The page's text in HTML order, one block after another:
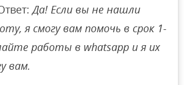
Да! Если вы не нашли
я смогу вам помочь в срок 1-
работы в whatsapp и я их
вам.